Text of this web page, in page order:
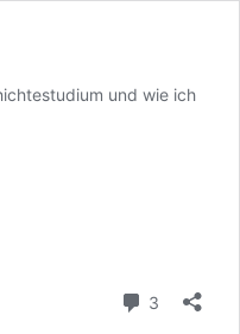
und wie ich
3